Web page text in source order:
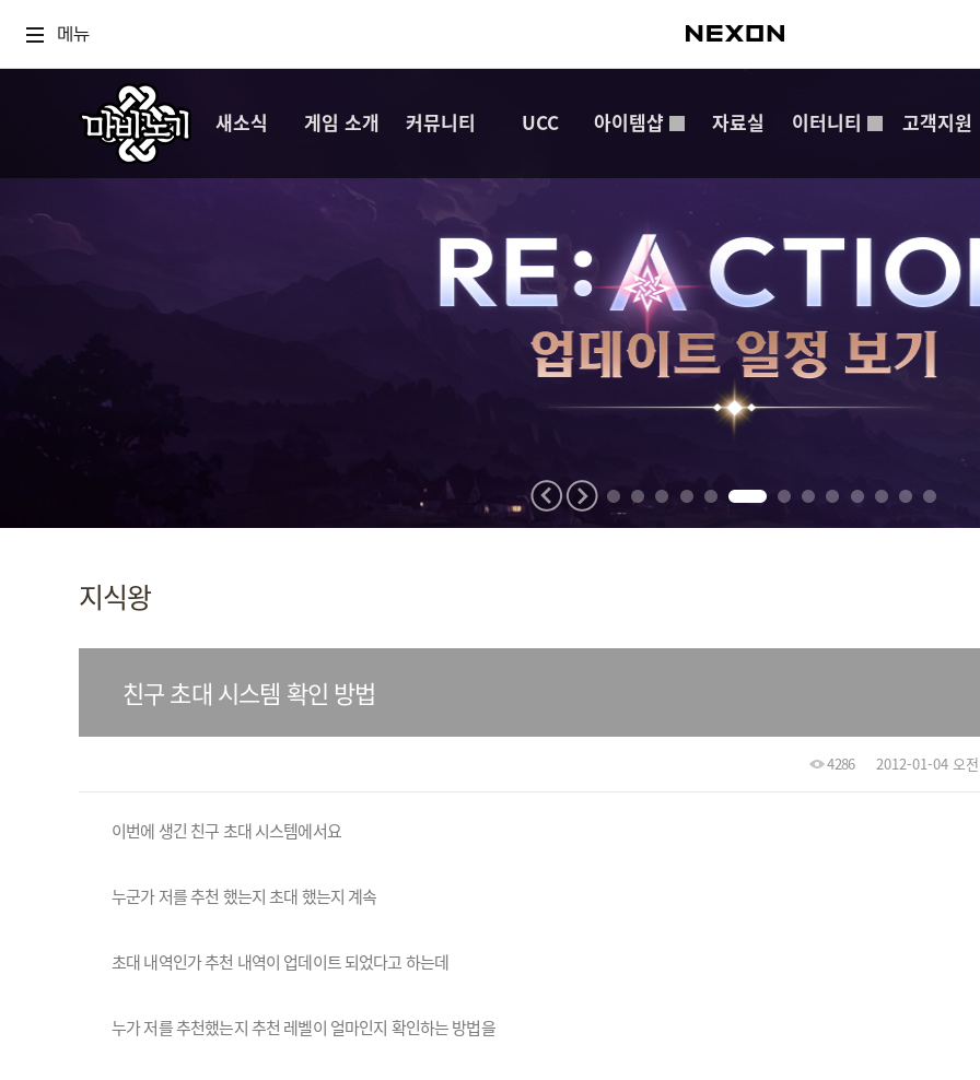
메뉴
새소식 게임 소개 커뮤니티 UCC 아이템샵 자료실 이터니티 고객지원
지식왕
친구 초대 시스템 확인 방법
4286 2012-01-04 오
이번에 생긴 친구 초대 시스템에서요
누군가 저를 추천 했는지 초대 했는지 계속
초대 내역인가 추천 내역이 업데이트 되었다고 하는데
누가 저를 추천했는지 추천 레벨이 얼마인지 확인하는 방법을